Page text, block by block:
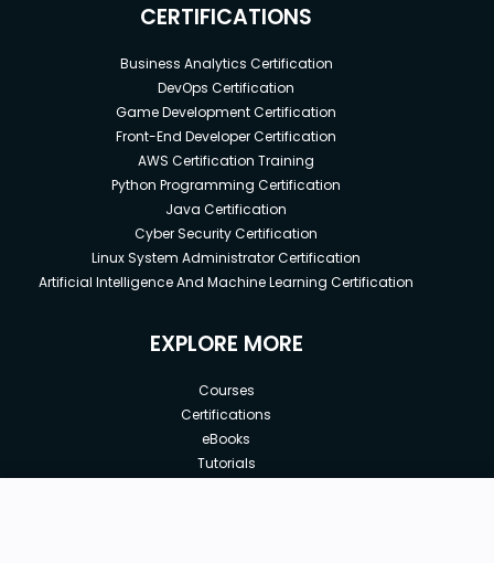
CERTIFICATIONS
Business Analytics Certification
DevOps Certification
Game Development Certification
Front-End Developer Certification
AWS Certification Training
Python Programming Certification
Java Certification
Cyber Security Certification
Linux System Administrator Certification
Artificial Intelligence And Machine Learning Certification
EXPLORE MORE
Courses
Certifications
eBooks
Tutorials